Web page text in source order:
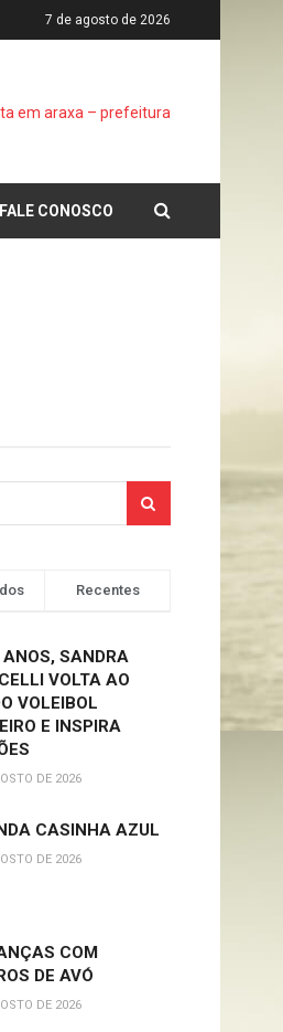
7 de agosto de 2026
FALE CONOSCO
Recentes
SANDRA
VOLTA AO
VOLEIBOL
E INSPIRA
DE 2026
CASINHA AZUL
DE 2026
COM
DE AVÓ
DE 2026